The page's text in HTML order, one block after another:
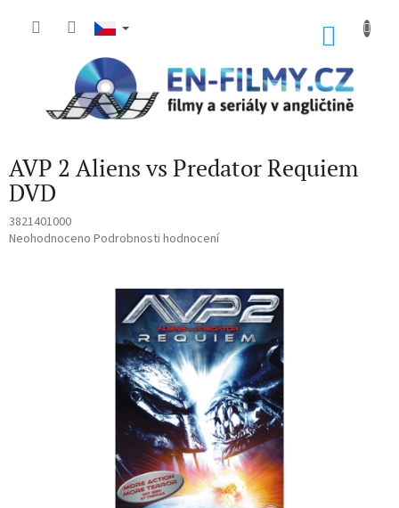
AVP 2 Aliens vs Predator Requiem
DVD
3821401000
Průměrné
Neohodnoceno Podrobnosti hodnocení